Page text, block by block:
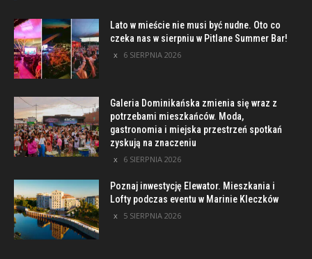
Lato w mieście nie musi być nudne. Oto co
czeka nas w sierpniu w Pitlane Summer Bar!
6 SIERPNIA 2026
Galeria Dominikańska zmienia się wraz z
potrzebami mieszkańców. Moda,
gastronomia i miejska przestrzeń spotkań
zyskują na znaczeniu
6 SIERPNIA 2026
Poznaj inwestycję Elewator. Mieszkania i
Lofty podczas eventu w Marinie Kleczków
5 SIERPNIA 2026